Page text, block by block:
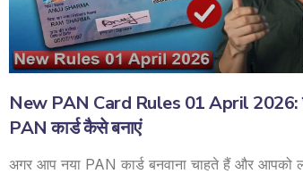
New PAN Card Rules 01 April 2026:
PAN कार्ड कैसे बनाएं
अगर आप नया PAN कार्ड बनवाना चाहते हैं और आपको